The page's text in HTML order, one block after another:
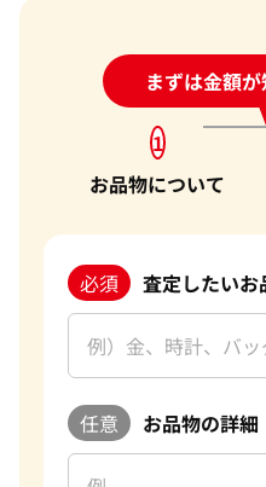
まずは金額
24時間受付中!
1
お品物について
必須 査定したいお
任意 お品物の詳細